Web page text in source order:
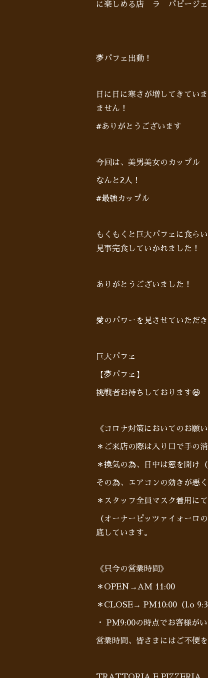
に楽しめる店 ラ パピージェ
夢パフェ出動！
日に日に寒さが増してきてい
ません！
#ありがとうございます
今回は、美男美女のカップル
なんと2人！
#最強カップル
もくもくと巨大パフェに食ら
見事完食していかれました！
ありがとうございました！
愛のパワーを見させていただ
巨大パフェ
【夢パフェ】
挑戦者お待ちしております😆
《コロナ対策においてのお願い
＊ご来店の際は入り口で手の
＊換気の為、日中は窓を開け
その為、エアコンの効きが悪
＊スタッフ全員マスク着用に
（オーナーピッツァイォーロ
底しています。
《只今の営業時間》
＊OPEN→AM 11:00
＊CLOSE→ PM10:00（l.o
・ PM9:00の時点でお客様が
営業時間、皆さまにはご不便